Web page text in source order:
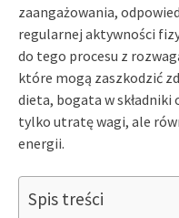
zaangażowania,
regularnej aktywności
do tego procesu z
które mogą zaszkodzić
dieta, bogata w składniki
tylko utratę wagi, ale
energii.
Spis treści